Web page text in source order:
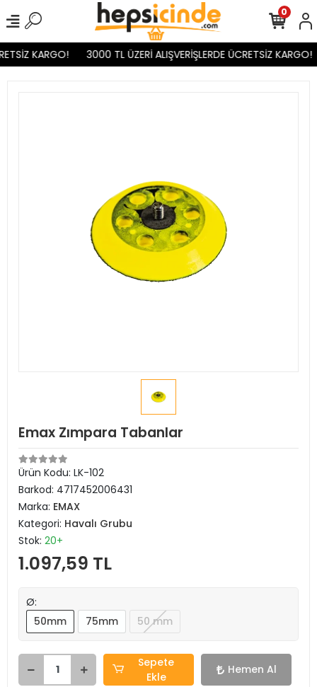
KARGO! 3000 TL ÜZERİ ALIŞVERİŞLERDE ÜCRETSİZ KARGO!
0
Emax Zımpara Tabanlar
Ürün Kodu: LK-102
Barkod: 4717452006431
Marka: EMAX
Kategori: Havalı Grubu
Stok: 20+
1.097,59 TL
Ø:
50mm
75mm 50 mm
Sepete
Ekle
Hemen Al